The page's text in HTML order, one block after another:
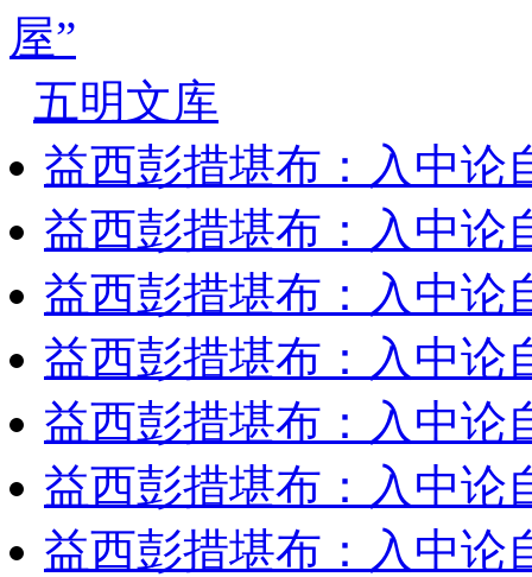
屋”
五明文库
益西彭措堪布：入中论
益西彭措堪布：入中论
益西彭措堪布：入中论
益西彭措堪布：入中论
益西彭措堪布：入中论
益西彭措堪布：入中论
益西彭措堪布：入中论